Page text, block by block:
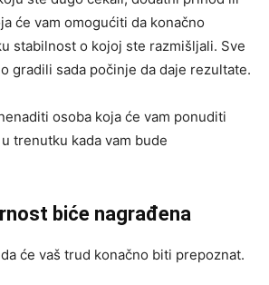
će vam omogućiti da konačno
stabilnost o kojoj ste razmišljali. Sve
gradili sada počinje da daje rezultate.
osoba koja će vam ponuditi
trenutku kada vam bude
biće nagrađena
će vaš trud konačno biti prepoznat.